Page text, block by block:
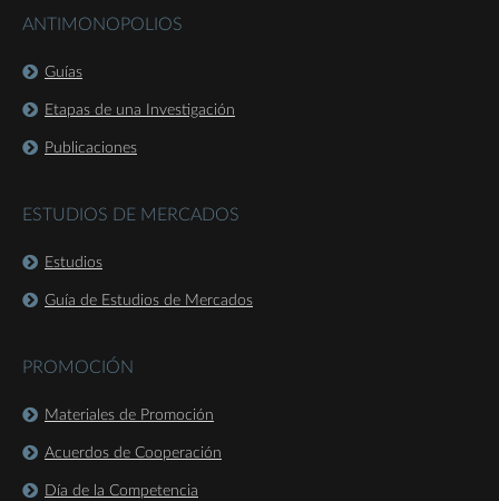
ANTIMONOPOLIOS
Guías
Etapas de una Investigación
Publicaciones
ESTUDIOS DE MERCADOS
Estudios
Guía de Estudios de Mercados
PROMOCIÓN
Materiales de Promoción
Acuerdos de Cooperación
Día de la Competencia